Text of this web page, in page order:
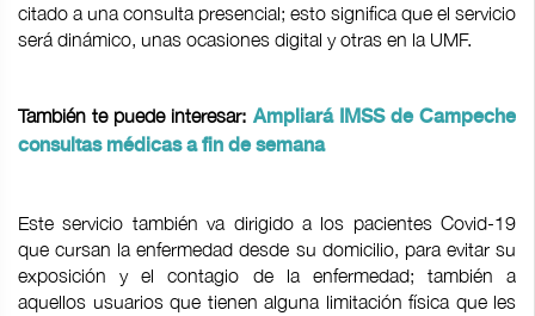
citado a una consulta presencial; esto significa que el servicio
será dinámico, unas ocasiones digital y otras en la UMF.
También te puede interesar: Ampliará IMSS de Campeche
consultas médicas a fin de semana
Este servicio también va dirigido a los pacientes Covid-19
que cursan la enfermedad desde su domicilio, para evitar su
exposición y el contagio de la enfermedad; también a
aquellos usuarios que tienen alguna limitación física que les